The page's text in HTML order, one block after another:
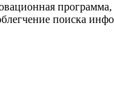
поиска